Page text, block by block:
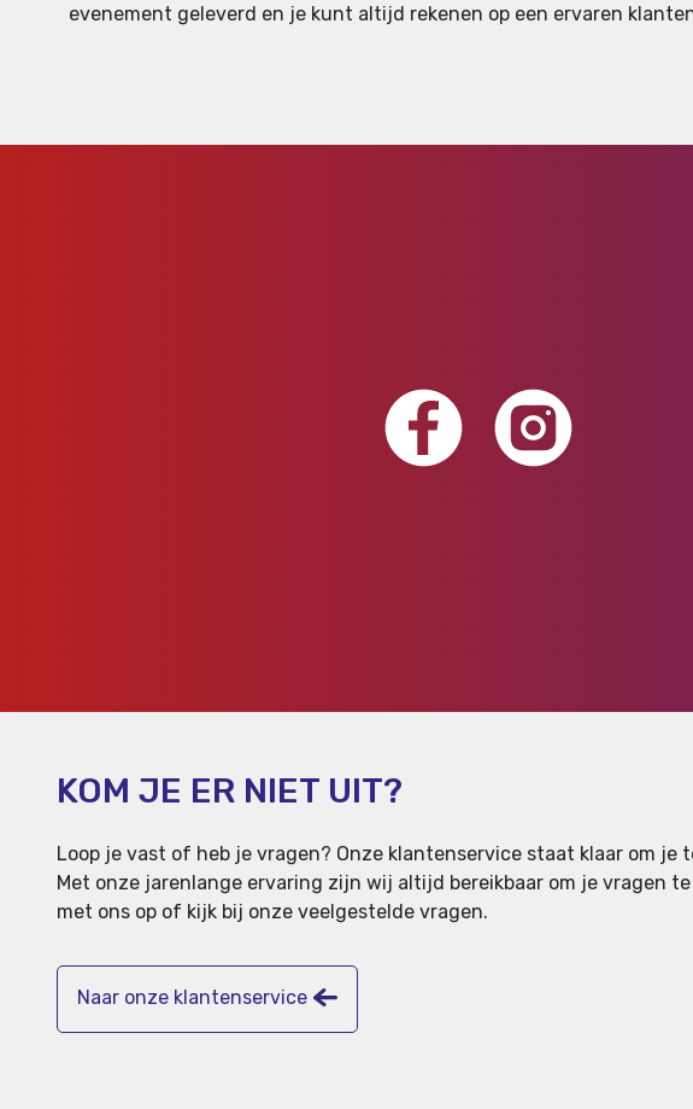
evenement geleverd en je kunt altijd rekenen op een ervaren
KOM JE ER NIET UIT?
Loop je vast of heb je vragen? Onze klantenservice staat klaar om je
Met onze jarenlange ervaring zijn wij altijd bereikbaar om je vragen
met ons op of kijk bij onze veelgestelde vragen.
Naar onze klantenservice